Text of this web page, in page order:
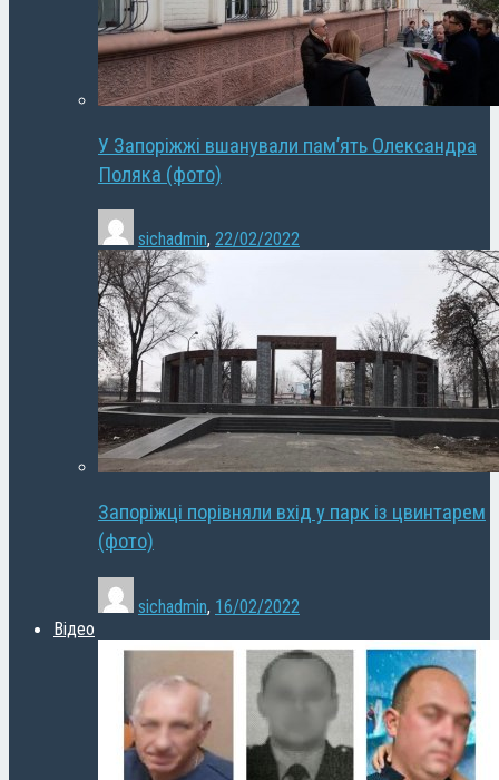
У Запоріжжі вшанували пам’ять Олександра
Поляка (фото)
sichadmin, 22/02/2022
Запоріжці порівняли вхід у парк із цвинтарем
(фото)
sichadmin, 16/02/2022
Відео